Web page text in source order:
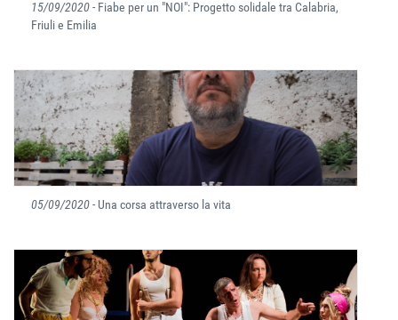
15/09/2020- Fiabe per un "NOI": Progetto solidale tra Calabria,
Friuli e Emilia
05/09/2020- Una corsa attraverso la vita